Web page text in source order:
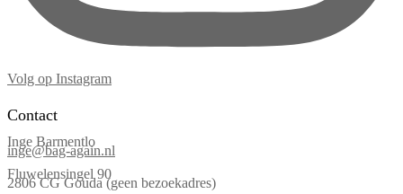
Volg op Instagram
Contact
Inge Barmentlo
inge@bag-again.nl
Fluwelensingel 90
2806 CG Gouda (geen bezoekadres)